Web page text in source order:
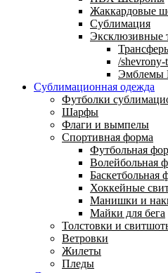
Жаккардовые
Сублимация
Эксклюзивные
/
Эмблемы
Сублимационная одежда
Футболки
Шарфы
Флаги и вымпелы
Спортивная форма
Футбольная
Волейбольная
Баскетбольная
Хоккейные
Манишки и
Майки для бега
Толстовки и
Ветровки
Жилеты
Пледы